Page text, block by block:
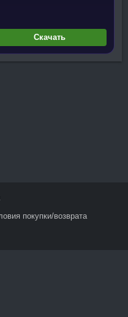
Скачать
покупки/возврата